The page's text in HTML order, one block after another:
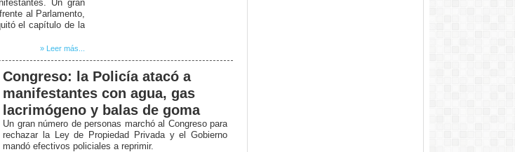
Un gran
al Parlamento,
el capítulo de la
» Leer más...
Congreso: la Policía atacó a
manifestantes con agua, gas
lacrimógeno y balas de goma
Un gran número de personas marchó al Congreso para
rechazar la Ley de Propiedad Privada y el Gobierno
mandó efectivos policiales a reprimir.